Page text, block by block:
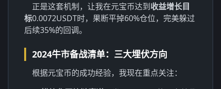
正是这套机制，让我在元宝币达到收益增长目
标0.0072USDT时，果断平掉60%仓位，完美躲过
后续35%的回调。
2024牛市备战清单：三大埋伏方向
根据元宝币的成功经验，我现在重点关注：